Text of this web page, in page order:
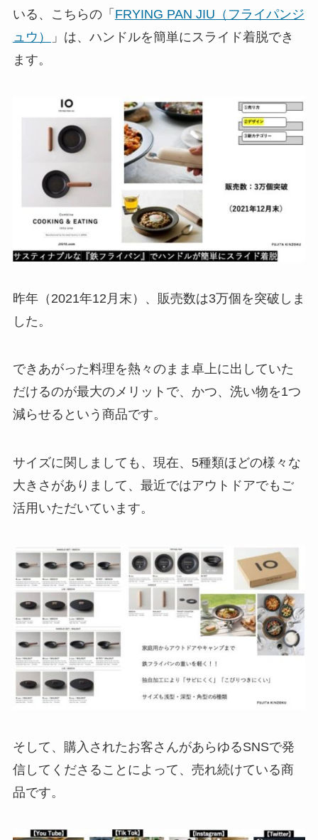
いる、こちらの「 FRYING PAN JIU（フライパンジ
ュウ）
」は、ハンドルを簡単にスライド着脱でき
ます。
昨年（2021年12月末）、販売数は3万個を突破しま
した。
できあがった料理を熱々のまま卓上に出していた
だけるのが最大のメリットで、かつ、洗い物を1つ
減らせるという商品です。
サイズに関しましても、現在、5種類ほどの様々な
大きさがありまして、最近ではアウトドアでもご
活用いただいています。
そして、購入されたお客さんがあらゆるSNSで発
信してくださることによって、売れ続けている商
品です。